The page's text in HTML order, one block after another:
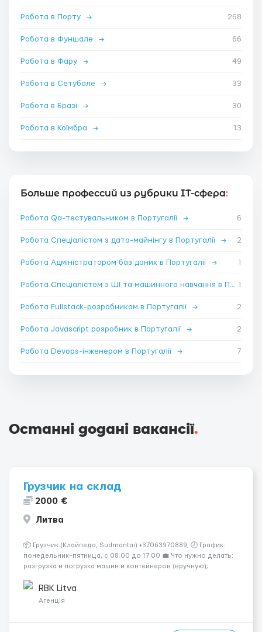
Робота в Порту → 268
Робота в Фуншале → 66
Робота в Фару → 49
Робота в Сетубале → 33
Робота в Бразі → 30
Робота в Коїмбра → 13
Больше профессий из рубрики IT-сфера:
Робота Qa-тестувальником в Португалії → 6
Робота Спеціалістом з дата-майнінгу в Португалії → 2
Робота Адміністратором баз даних в Португалії → 1
Робота Спеціалістом з ШІ та машинного навчання в Португалії 1
Робота Fullstack-розробником в Португалії → 2
Робота Javascript розробник в Португалії → 2
Робота Devops-інженером в Португалії → 7
Останні додані вакансії.
Грузчик на склад
2000 €
Литва
📦 Грузчик (Клайпеда, Sudmantai) +37063970889; 🕗 График:
понедельник–пятница, с 08:00 до 17:00 💼 Что нужно делать:
разгрузка и погрузка машин и контейнеров (вручную);
выполнение других поручений заведующего складом. ✅
Требования: ...
RBK Litva
Агенція